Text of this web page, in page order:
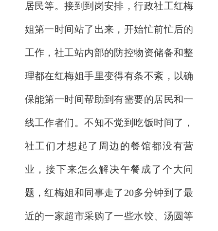
居民等。接到到岗安排，行政社工红梅
姐第一时间站了出来，开始忙前忙后的
工作，社工站内部的防控物资储备和整
理都在红梅姐手里变得有条不紊，以确
保能第一时间帮助到有需要的居民和一
线工作者们。不知不觉到吃饭时间了，
社工们才想起了周边的餐馆都没有营
业，接下来怎么解决午餐成了个大问
题，红梅姐和同事走了20多分钟到了最
近的一家超市采购了一些水饺、汤圆等